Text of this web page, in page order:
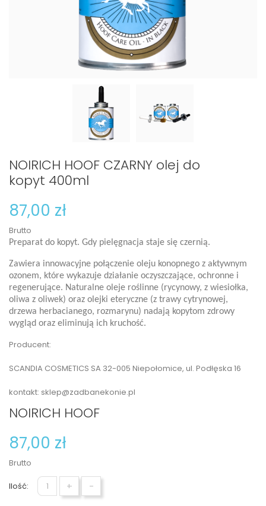
NOIRICH HOOF CZARNY olej do
kopyt 400ml
87,00 zł
Brutto
Preparat do kopyt. Gdy pielęgnacja staje się czernią.
Zawiera innowacyjne połączenie oleju konopnego z aktywnym
ozonem, które wykazuje działanie oczyszczające, ochronne i
regenerujące. Naturalne oleje roślinne (rycynowy, z wiesiołka,
oliwa z oliwek) oraz olejki eteryczne (z trawy cytrynowej,
drzewa herbacianego, rozmarynu) nadają kopytom zdrowy
wygląd oraz eliminują ich kruchość.
Producent:
SCANDIA COSMETICS SA 32-005 Niepołomice, ul. Podłęska 16
kontakt: sklep@zadbanekonie.pl
NOIRICH HOOF
87,00 zł
Brutto
Ilość: + -